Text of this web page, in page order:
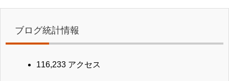
ブログ統計情報
116,233 アクセス